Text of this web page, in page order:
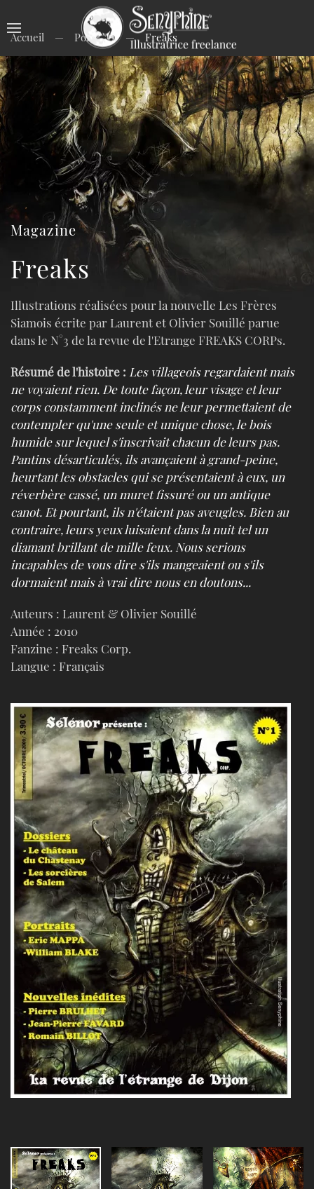
Accueil Portfolio Freaks
Magazine
Freaks
Illustrations réalisées pour la nouvelle Les Frères
Siamois écrite par Laurent et Olivier Souillé parue
dans le N°3 de la revue de l'Etrange FREAKS CORPs.
Résumé de l'histoire : Les villageois regardaient mais
ne voyaient rien. De toute façon, leur visage et leur
corps constamment inclinés ne leur permettaient de
contempler qu'une seule et unique chose, le bois
humide sur lequel s'inscrivait chacun de leurs pas.
Pantins désarticulés, ils avançaient à grand-peine,
heurtant les obstacles qui se présentaient à eux, un
réverbère cassé, un muret fissuré ou un antique
canot. Et pourtant, ils n'étaient pas aveugles. Bien au
contraire, leurs yeux luisaient dans la nuit tel un
diamant brillant de mille feux. Nous serions
incapables de vous dire s'ils mangeaient ou s'ils
dormaient mais à vrai dire nous en doutons...
Auteurs : Laurent & Olivier Souillé
Année : 2010
Fanzine : Freaks Corp.
Langue : Français